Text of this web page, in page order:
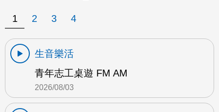
1 2 3 4
生音樂活
青年志工桌遊 FM AM
2026/08/03